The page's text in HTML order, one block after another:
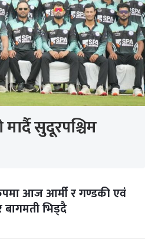
सुदूरपश्चिम
आज आर्मी र गण्डकी एवं
भिड्दै